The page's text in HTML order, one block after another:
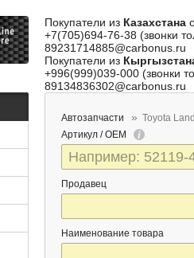
Покупатели из Казахстана
+7(705)694-76-38 (звонки
89231714885@carbonus.ru
Покупатели из
+996(999)039-000 (звонки
89134836302@carbonus.ru
Автозапчасти
Toyota
Артикул / OEM
Продавец
Наименование товара